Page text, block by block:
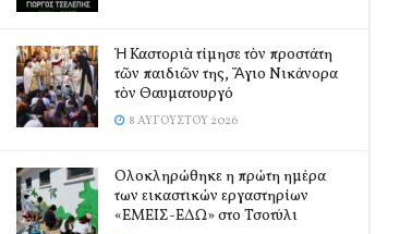
Ἡ Καστοριὰ τίμησε τὸν προστάτη
τῶν παιδιῶν της, Ἅγιο Νικάνορα
τὸν Θαυματουργό
8 ΑΥΓΟΎΣΤΟΥ 2026
Ολοκληρώθηκε η πρώτη ημέρα
των εικαστικών εργαστηρίων
«ΕΜΕΙΣ-ΕΔΩ» στο Τσοτύλι